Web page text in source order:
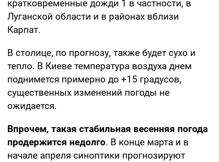
кратковременные дожди 1 в частности, в
Луганской области и в районах вблизи
Карпат.
В столице, по прогнозу, также будет сухо и
тепло. В Киеве температура воздуха днем
поднимется примерно до +15 градусов,
существенных изменений погоды не
ожидается.
Впрочем, такая стабильная весенняя погода
продержится недолго. В конце марта и в
начале апреля синоптики прогнозируют